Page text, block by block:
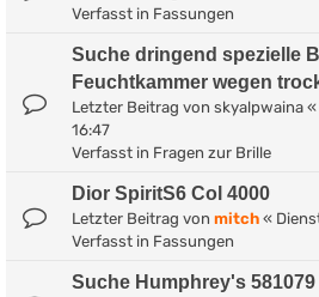
Verfasst in Fassungen
Suche dringend spezielle
Feuchtkammer wegen
Letzter Beitrag von skyalpwaina «
16:47
Verfasst in Fragen zur Brille
Dior SpiritS6 Col 4000
Letzter Beitrag von mitch «
Verfasst in Fassungen
Suche Humphrey's 581079